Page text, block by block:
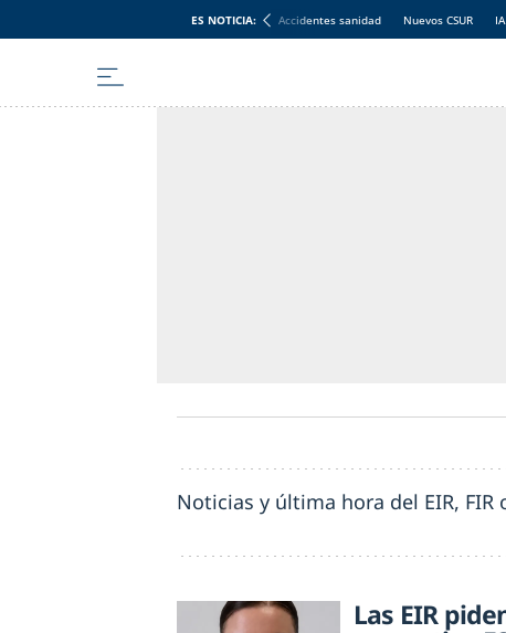
ES NOTICIA: Accidentes sanidad Nuevos CSUR
Noticias y última hora del EIR, FIR
Las EIR